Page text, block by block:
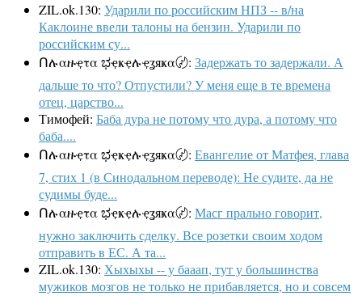
ZIL.ok.130: Ударили по российским НПЗ -- в/на
Каклоине ввели талоны на бензин. Ударили по
российским су...
Ոሉαዙҿτα ಭҿҝҿሉҿʓяҝα〄: Задержать то задержали. А
дальше то что? Отпустили? У меня еще в те времена
отец, царство...
Тимофей: Баба дура не потому что дура, а потому что
баба....
Ոሉαዙҿτα ಭҿҝҿሉҿʓяҝα〄: Евангелие от Матфея, глава
7, стих 1 (в Синодальном переводе): Не судите, да не
судимы буде...
Ոሉαዙҿτα ಭҿҝҿሉҿʓяҝα〄: Масг прально говорит,
нужно заключить сделку. Все розетки своим ходом
отправить в ЕС. А та...
ZIL.ok.130: Хыхыхы -- у бааап, тут у большинства
мужиков мозгов не только не прибавляется, но и совсем